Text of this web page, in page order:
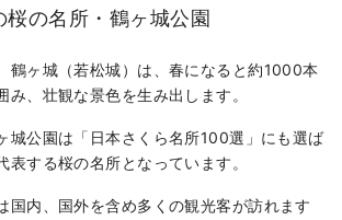
年頃からライターとしても活動を開始。
しています。
桜の名所・鶴ヶ城公園
鶴ヶ城（若松城）は、春になると約1000本
み、壮観な景色を生み出します。
城公園は「日本さくら名所100選」にも選ば
表する桜の名所となっています。
国内、国外を含め多くの観光客が訪れます